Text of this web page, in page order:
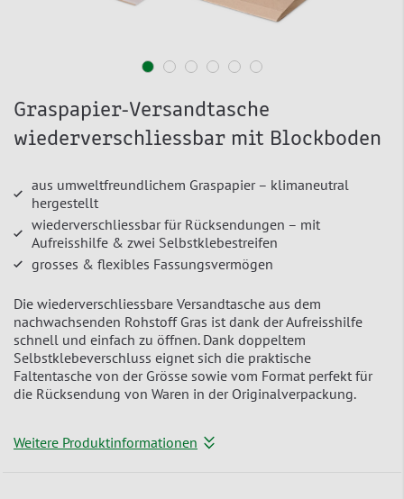
Graspapier-Versandtasche
wiederverschliessbar mit Blockboden
aus umweltfreundlichem Graspapier – klimaneutral
hergestellt
wiederverschliessbar für Rücksendungen – mit
Aufreisshilfe & zwei Selbstklebestreifen
grosses & flexibles Fassungsvermögen
Die wiederverschliessbare Versandtasche aus dem
nachwachsenden Rohstoff Gras ist dank der Aufreisshilfe
schnell und einfach zu öffnen. Dank doppeltem
Selbstklebeverschluss eignet sich die praktische
Faltentasche von der Grösse sowie vom Format perfekt für
die Rücksendung von Waren in der Originalverpackung.
Weitere Produktinformationen